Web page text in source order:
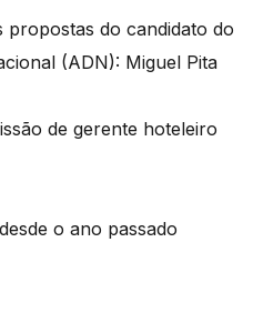
propostas do candidato do
(ADN): Miguel Pita
de gerente hoteleiro
o ano passado